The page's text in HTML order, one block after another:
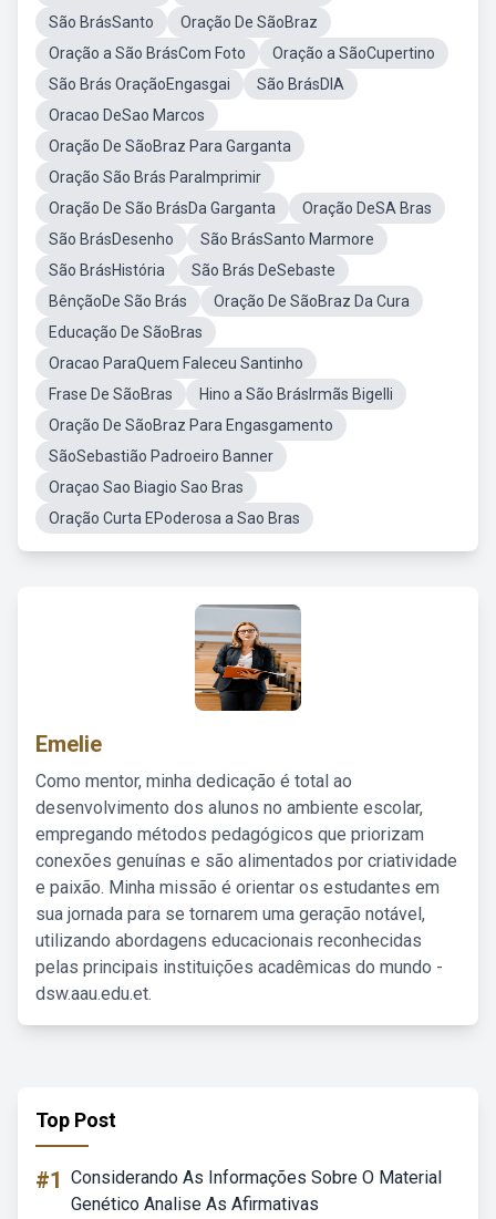
São BrásSanto
Oração De SãoBraz
Oração a São BrásCom Foto
Oração a SãoCupertino
São Brás OraçãoEngasgai
São BrásDIA
Oracao DeSao Marcos
Oração De SãoBraz Para Garganta
Oração São Brás ParaImprimir
Oração De São BrásDa Garganta
Oração DeSA Bras
São BrásDesenho
São BrásSanto Marmore
São BrásHistória
São Brás DeSebaste
BênçãoDe São Brás
Oração De SãoBraz Da Cura
Educação De SãoBras
Oracao ParaQuem Faleceu Santinho
Frase De SãoBras
Hino a São BrásIrmãs Bigelli
Oração De SãoBraz Para Engasgamento
SãoSebastião Padroeiro Banner
Oraçao Sao Biagio Sao Bras
Oração Curta EPoderosa a Sao Bras
Emelie
Como mentor, minha dedicação é total ao
desenvolvimento dos alunos no ambiente escolar,
empregando métodos pedagógicos que priorizam
conexões genuínas e são alimentados por criatividade
e paixão. Minha missão é orientar os estudantes em
sua jornada para se tornarem uma geração notável,
utilizando abordagens educacionais reconhecidas
pelas principais instituições acadêmicas do mundo -
dsw.aau.edu.et.
Top Post
#1 Considerando As Informações Sobre O Material
Genético Analise As Afirmativas